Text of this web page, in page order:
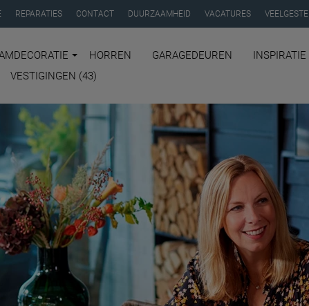
REPARATIES CONTACT DUURZAAMHEID VACATURES
HORREN GARAGEDEUREN
INSPIRATIE
VESTIGINGEN (43)